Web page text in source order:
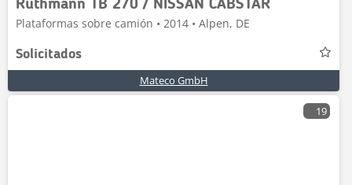
Ruthmann TB 270 / NISSAN CABSTAR
Plataformas sobre camión • 2014 • Alpen, DE
Solicitados
Mateco GmbH
19